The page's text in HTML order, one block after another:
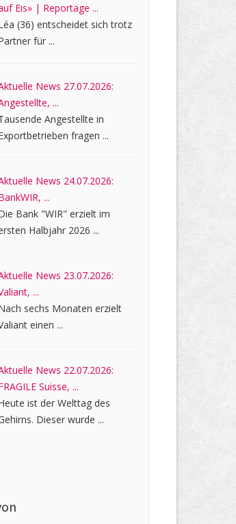
Eis» | Reportage ...
(36) entscheidet sich trotz
für ...
News 27.07.2026:
...
Angestellte in
fragen ...
News 24.07.2026:
...
Bank "WIR" erzielt im
Halbjahr 2026 ...
News 23.07.2026:
...
sechs Monaten erzielt
einen ...
News 22.07.2026:
Suisse, ...
ist der Welttag des
Dieser wurde ...